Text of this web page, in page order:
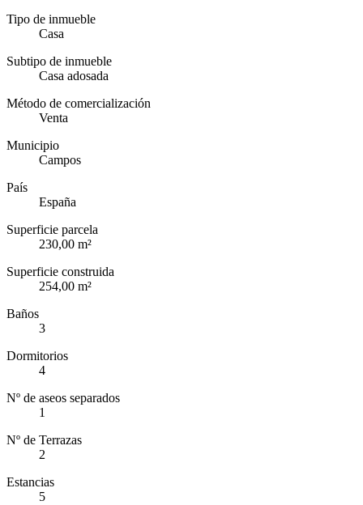
Tipo de inmueble
Casa
Subtipo de inmueble
Casa adosada
Método de comercialización
Venta
Municipio
Campos
País
España
Superficie parcela
230,00 m²
Superficie construida
254,00 m²
Baños
3
Dormitorios
4
Nº de aseos separados
1
Nº de Terrazas
2
Estancias
5